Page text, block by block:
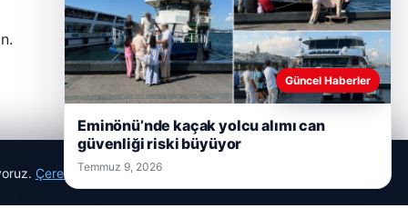
Prenses Night Club
Nisan 29, 2026
Çerez Politikamız
Güncel Haberler
Eminönü’nde kaçak yolcu alımı can
güvenliği riski büyüyor
Temmuz 9, 2026